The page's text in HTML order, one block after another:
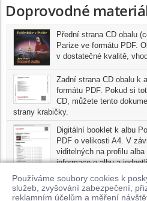
Používáme soubory cookies k
služeb, zvyšování zabezpečení,
reklamním účelům a měření
Doprovodné
Přední strana CD obalu
Parize ve formátu PDF.
v dostatečné kvalitě,
Zadní strana CD obalu k
formátu PDF. Pokud si
CD, můžete tento
strany krabičky.
Digitální booklet k albu
PDF o velikosti A4. V
viditelných na profilu
informace o albu a
seznamu participujících
nahrání pro každou ze skladeb.
variantou profilu alba.